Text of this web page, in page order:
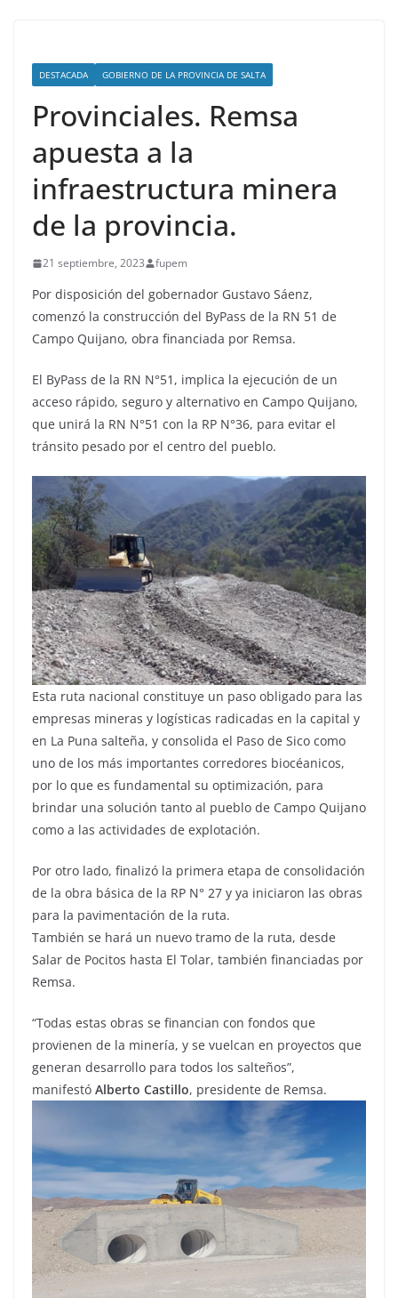
DESTACADA GOBIERNO DE LA PROVINCIA DE SALTA
Provinciales. Remsa
apuesta a la
infraestructura minera
de la provincia.
21 septiembre, 2023 fupem
Por disposición del gobernador Gustavo Sáenz,
comenzó la construcción del ByPass de la RN 51 de
Campo Quijano, obra financiada por Remsa.
El ByPass de la RN N°51, implica la ejecución de un
acceso rápido, seguro y alternativo en Campo Quijano,
que unirá la RN N°51 con la RP N°36, para evitar el
tránsito pesado por el centro del pueblo.
Esta ruta nacional constituye un paso obligado para las
empresas mineras y logísticas radicadas en la capital y
en La Puna salteña, y consolida el Paso de Sico como
uno de los más importantes corredores biocéanicos,
por lo que es fundamental su optimización, para
brindar una solución tanto al pueblo de Campo Quijano
como a las actividades de explotación.
Por otro lado, finalizó la primera etapa de consolidación
de la obra básica de la RP N° 27 y ya iniciaron las obras
para la pavimentación de la ruta.
También se hará un nuevo tramo de la ruta, desde
Salar de Pocitos hasta El Tolar, también financiadas por
Remsa.
“Todas estas obras se financian con fondos que
provienen de la minería, y se vuelcan en proyectos que
generan desarrollo para todos los salteños”,
manifestó Alberto Castillo, presidente de Remsa.